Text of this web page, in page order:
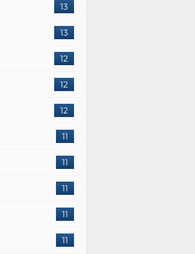
13
13
12
12
12
11
11
11
11
11